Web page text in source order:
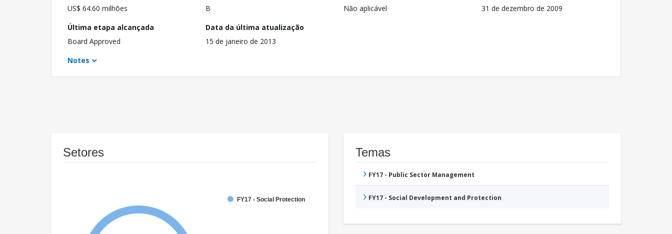
US$ 64.60 milhões
B
Não aplicável
31 de dezembro de 2009
Última etapa alcançada
Board Approved
Data da última atualização
15 de janeiro de 2013
Notes
Setores
FY17 - Social Protection
Temas
FY17 - Public Sector Management
FY17 - Social Development and Protection